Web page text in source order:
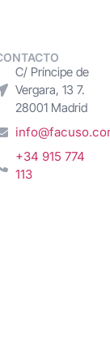
C/ Príncipe de
Vergara, 13 7.
28001 Madrid
+34 915 774
113